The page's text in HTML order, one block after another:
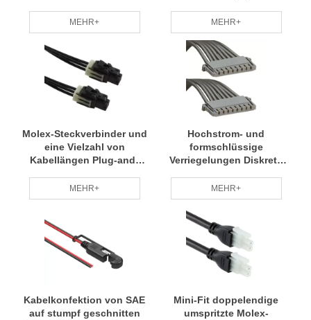
MEHR+
Buchse
MEHR+
Molex-Steckverbinder und
eine Vielzahl von
Kabellängen Plug-and-
Drahtkabelbaugruppen
MEHR+
Hochstrom- und
formschlüssige
Verriegelungen Diskrete
Steckverbinder
MEHR+
Kabelkonfektion von SAE
auf stumpf geschnitten
Mini-Fit doppelendige
umspritzte Molex-